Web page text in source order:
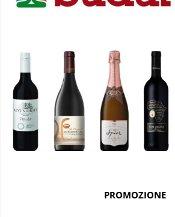
PROMOZIONE